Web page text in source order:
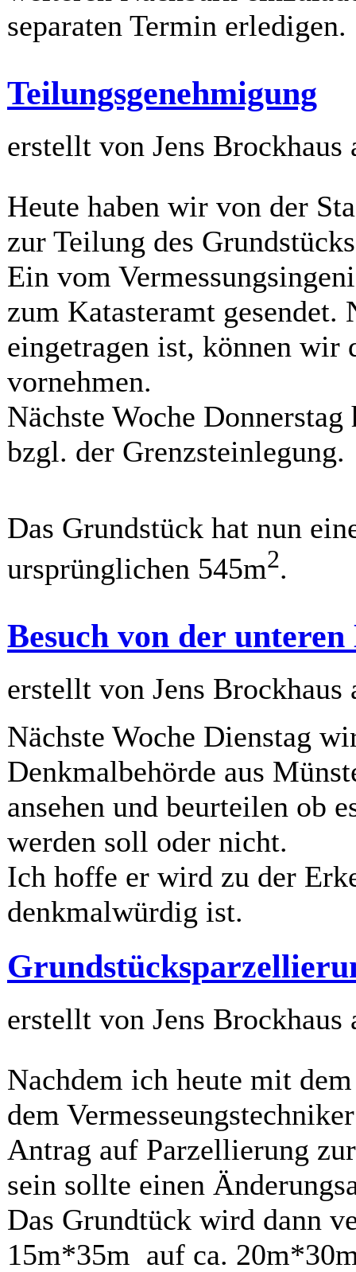
separaten Termin erledigen.
Teilungsgenehmigung
erstellt von Jens Brockhaus
Heute haben wir von der
zur Teilung des
Ein vom
zum Katasteramt gesendet.
eingetragen ist, können wir
vornehmen.
Nächste Woche
bzgl. der Grenzsteinlegung.
Das Grundstück hat nun
ursprünglichen 545m2.
Besuch von der
erstellt von Jens Brockhaus
Nächste Woche Dienstag
Denkmalbehörde aus
ansehen und beurteilen ob
werden soll oder nicht.
Ich hoffe er wird zu der
denkmalwürdig ist.
erstellt von Jens Brockhaus
Nachdem ich heute mit
dem
Antrag auf Parzellierung
sein sollte einen
Das Grundtück wird dann
15m*35m auf ca.